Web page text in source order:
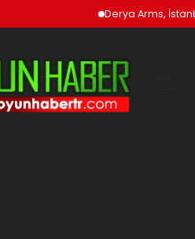
Derya Arms, İstanbul